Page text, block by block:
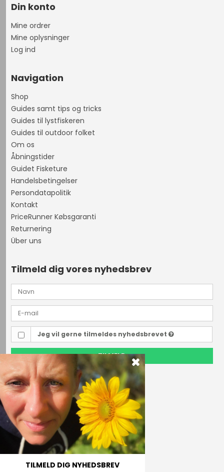
Din konto
Mine ordrer
Mine oplysninger
Log ind
Navigation
Shop
Guides samt tips og tricks
Guides til lystfiskeren
Guides til outdoor folket
Om os
Åbningstider
Guidet Fisketure
Handelsbetingelser
Persondatapolitik
Kontakt
PriceRunner Købsgaranti
Returnering
Über uns
Tilmeld dig vores nyhedsbrev
Jeg vil gerne tilmeldes nyhedsbrevet
TILMELD
Outdoor i Centrum
Perlegade 44
6400 Sønderborg, Danmark
Telefonnr.
(+45) 74 43 53 55
E-mail
TILMELD DIG NYHEDSBREV